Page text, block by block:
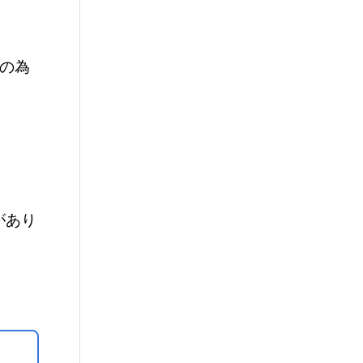
為
り